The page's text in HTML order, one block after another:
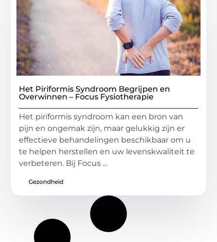
Het Piriformis Syndroom Begrijpen en
Overwinnen – Focus Fysiotherapie
Het piriformis syndroom kan een bron van
pijn en ongemak zijn, maar gelukkig zijn er
effectieve behandelingen beschikbaar om u
te helpen herstellen en uw levenskwaliteit te
verbeteren. Bij Focus ...
Gezondheid